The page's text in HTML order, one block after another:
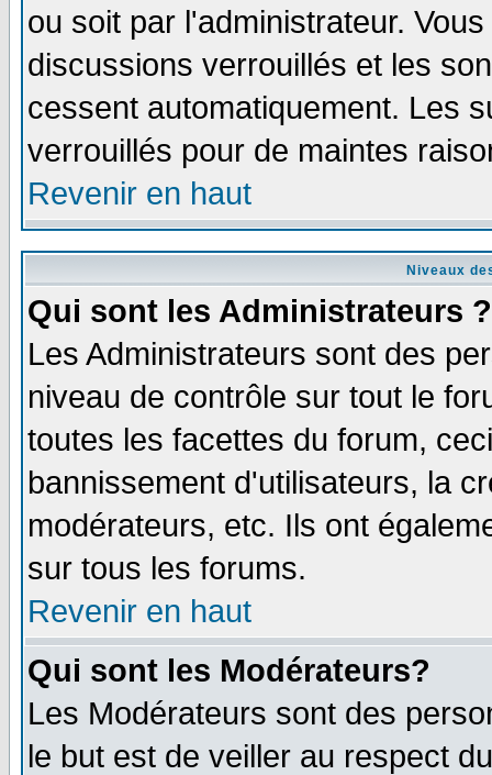
ou soit par l'administrateur.
discussions verrouillés et les
cessent automatiquement. Les
verrouillés pour de maintes
Revenir en haut
Niveaux
Qui sont les Administrateurs ?
Les Administrateurs sont des
niveau de contrôle sur tout le
toutes les facettes du forum,
bannissement d'utilisateurs, la
modérateurs, etc. Ils ont
sur tous les forums.
Revenir en haut
Qui sont les Modérateurs?
Les Modérateurs sont des
le but est de veiller au respect